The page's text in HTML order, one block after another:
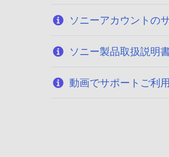
1
/
7
ソニーアカウントの
ソニー製品取扱説明
動画でサポートご利